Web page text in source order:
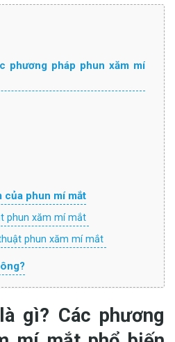
phương pháp phun xăm mí
của phun mí mắt
phun xăm mí mắt
phun xăm mí mắt
gì? Các phương